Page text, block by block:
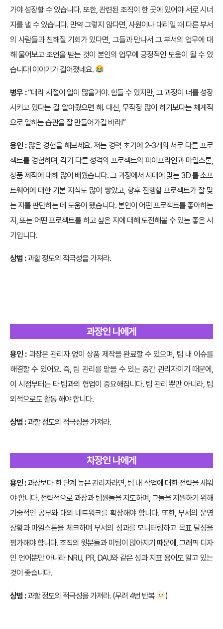
가야 성장할 수 있습니다. 또한, 관련된 조직이 한 곳에 있어야 서로 시너
지를 낼 수 있습니다. 만약 그렇지 않다면, 사원이나 대리일 때 다른 부서
의 사람들과 친해질 기회가 있다면, 그들과 만나서 그 부서의 업무에 대
해 물어보고 조언을 받는 것이 본인의 업무에 긍정적인 도움이 될 수 있
습니다! 이야기가 길어졌네요.
병우 :“대리 시절이 일이 많을거야. 힘들 수 있지만, 그 과정이 너를 성장
시키고 있다는 걸 알아줬으면 해. 대신, 무작정 많이 하기보다는 체계적
으로 일하는 습관을 잘 만들어가길 바라!”
용인 :많은 경험을 해보세요. 저는 경력 초기에 2-3개의 서로 다른 프로
젝트를 경험하며, 각기 다른 성격의 프로젝트의 파이프라인과 마일스톤,
상품 제작에 대해 많이 배웠습니다. 그 과정에서 시대에 맞는 3D 툴 소프
트웨어에 대한 기본 지식도 많이 쌓았고, 향후 진행할 프로젝트가 잘 맞
는 지를 판단하는 데 도움이 됐습니다. 본인이 어떤 프로젝트를 좋아하는
지, 또는 어떤 프로젝트를 하고 싶은 지에 대해 도전해볼 수 있는 좋은 시
기입니다.
상범 :과할 정도의 적극성을 가져라.
과장인 나에게
용인 :과장은 관리자 없이 상품 제작을 완료할 수 있으며, 팀 내 이슈를
해결할 수 있어요. 즉, 팀 관리를 맡을 수 있는 중간 관리자이기 때문에,
이 시점부터는 타 팀과의 협업이 중요해집니다. 팀 관리 뿐만 아니라, 팀
외적으로도 활동 해야 합니다.
상범 :과할 정도의 적극성을 가져라.
차장인 나에게
용인 :과장보다 한 단계 높은 관리자라면, 팀 내 작업에 대한 전략을 세워
야 합니다. 전략적으로 과장과 팀원들을 지도하며, 그들을 지원하기 위해
기술적인 공부와 대외 네트워크를 확장해야 합니다. 또한, 부서의 운영
상황과 마일스톤을 체크하며 부서의 성과를 모니터링하고 목표 달성을
평가해야 합니다. 조직의 윗분들과 미팅이 많아지기 때문에, 그래픽 디자
인 언어뿐만 아니라 NRU, PR, DAU와 같은 성과 지표 용어도 알고 있는
것이 좋습니다.
상범 :과할 정도의 적극성을 가져라. (무려 4번 반복 )